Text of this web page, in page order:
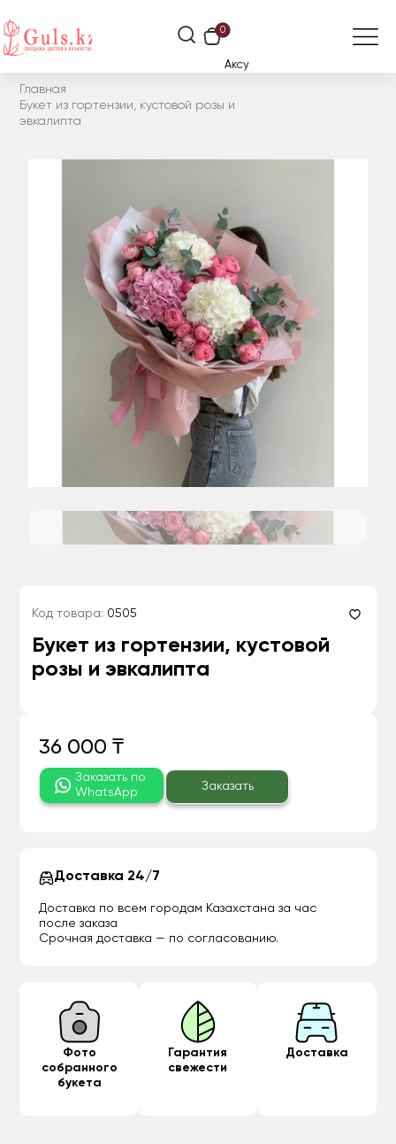
0
Аксу
Главная
Букет из гортензии, кустовой розы и
эвкалипта
Код товара: 0505
Букет из гортензии, кустовой
розы и эвкалипта
36 000 ₸
Заказать по
WhatsApp
Заказать
Доставка 24/7
Доставка по всем городам Казахстана за час
после заказа
Срочная доставка — по согласованию.
Фото
собранного
букета
Гарантия
свежести
Доставка